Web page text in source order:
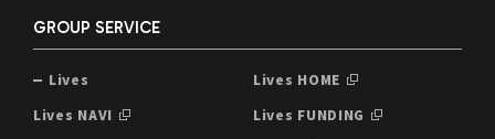
GROUP SERVICE
Lives
Lives HOME
Lives NAVI
Lives FUNDING